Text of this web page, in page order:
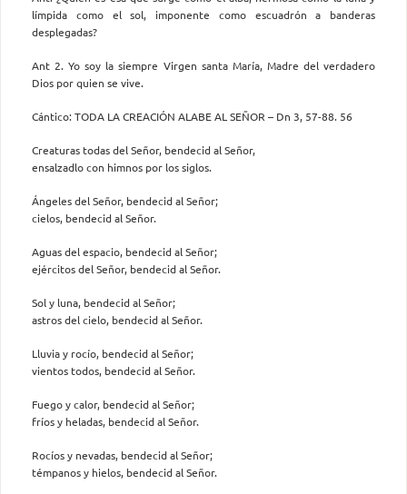
límpida como el sol, imponente como escuadrón a banderas
desplegadas?
Ant 2. Yo soy la siempre Virgen santa María, Madre del verdadero
Dios por quien se vive.
Cántico: TODA LA CREACIÓN ALABE AL SEÑOR – Dn 3, 57-88. 56
Creaturas todas del Señor, bendecid al Señor,
ensalzadlo con himnos por los siglos.
Ángeles del Señor, bendecid al Señor;
cielos, bendecid al Señor.
Aguas del espacio, bendecid al Señor;
ejércitos del Señor, bendecid al Señor.
Sol y luna, bendecid al Señor;
astros del cielo, bendecid al Señor.
Lluvia y rocío, bendecid al Señor;
vientos todos, bendecid al Señor.
Fuego y calor, bendecid al Señor;
fríos y heladas, bendecid al Señor.
Rocíos y nevadas, bendecid al Señor;
témpanos y hielos, bendecid al Señor.